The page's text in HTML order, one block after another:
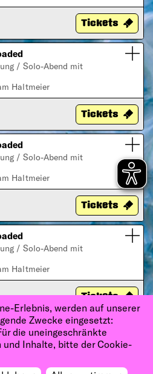
Tickets
/ Solo-Abend mit
Haltmeier
Tickets
/ Solo-Abend mit
Haltmeier
Tickets
/ Solo-Abend mit
Haltmeier
Tickets
Erlebnis, werden auf unserer
Zwecke eingesetzt:
die uneingeschränkte
und Inhalte, bitte der Cookie-